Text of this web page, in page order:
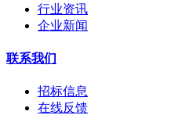
行业资讯
企业新闻
联系我们
招标信息
在线反馈